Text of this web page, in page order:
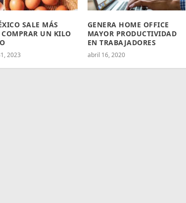
SALE MÁS
COMPRAR UN KILO
2023
GENERA HOME OFFICE
MAYOR PRODUCTIVIDAD
EN TRABAJADORES
abril 16, 2020